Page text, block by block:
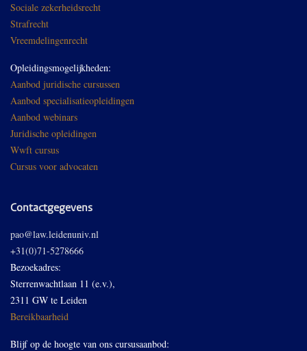
Sociale zekerheidsrecht
Strafrecht
Vreemdelingenrecht
Opleidingsmogelijkheden:
Aanbod juridische cursussen
Aanbod specialisatieopleidingen
Aanbod webinars
Juridische opleidingen
Wwft cursus
Cursus voor advocaten
Contactgegevens
pao@law.leidenuniv.nl
+31(0)71-5278666
Bezoekadres:
Sterrenwachtlaan 11 (e.v.),
2311 GW te Leiden
Bereikbaarheid
Blijf op de hoogte van ons cursusaanbod: